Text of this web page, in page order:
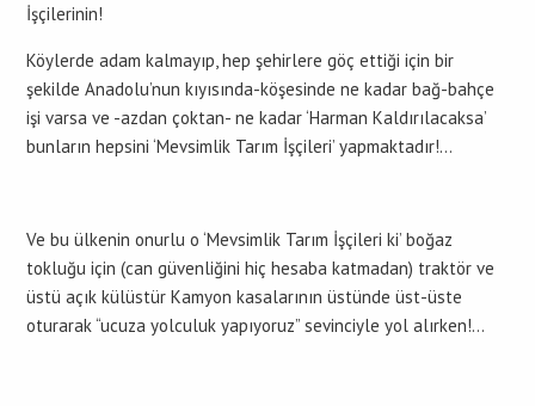
İşçilerinin!
Köylerde adam kalmayıp, hep şehirlere göç ettiği için bir
şekilde Anadolu’nun kıyısında-köşesinde ne kadar bağ-bahçe
işi varsa ve -azdan çoktan- ne kadar ‘Harman Kaldırılacaksa’
bunların hepsini ‘Mevsimlik Tarım İşçileri’ yapmaktadır!…
Ve bu ülkenin onurlu o ‘Mevsimlik Tarım İşçileri ki’ boğaz
tokluğu için (can güvenliğini hiç hesaba katmadan) traktör ve
üstü açık külüstür Kamyon kasalarının üstünde üst-üste
oturarak “ucuza yolculuk yapıyoruz” sevinciyle yol alırken!…